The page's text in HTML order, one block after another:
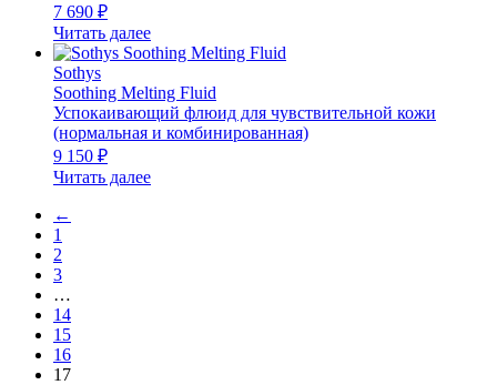
7 690 ₽
Читать далее
Sothys
Soothing Melting Fluid
Успокаивающий флюид для чувствительной кожи
(нормальная и комбинированная)
9 150 ₽
Читать далее
←
1
2
3
…
14
15
16
17